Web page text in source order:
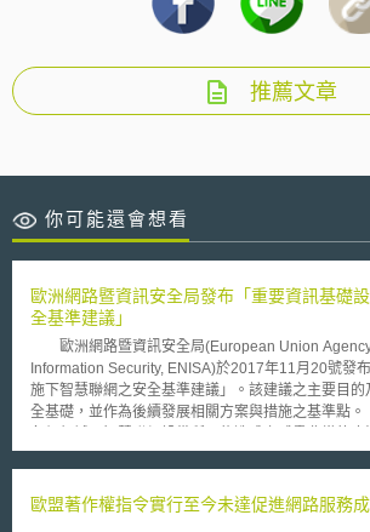
推薦文章
你可能還會想看
歐洲網路暨資訊安全局發布「重要資訊基礎
全基準建議」
歐洲網路暨資訊安全局(European Union
Information Security, ENISA)於2017年11月20號發
施下智慧聯網之安全基準建議」。該建議之主要目
全基礎，並作為後續發展相關方案與措施之基準點。 由於廣泛應用於
該採取與落實何種措施以防範IOT系統所面臨之網路
之特點與共通背景，並提出以下可以廣泛運用之智慧
歐盟著作權指令實行至今未達促進網路服務